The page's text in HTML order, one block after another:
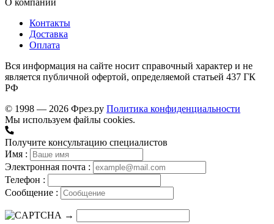
Контакты
Доставка
Оплата
Вся информация на сайте носит справочный характер и не
является публичной офертой, определяемой статьей 437 ГК
РФ
© 1998 — 2026 Фрез.ру Политика конфиденциальности
Мы используем файлы cookies.
Получите консультацию специалистов
Имя :
Электронная почта :
Телефон :
Сообщение :
→